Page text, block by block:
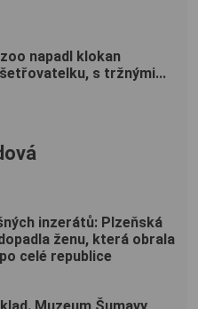
napadl klokan
s tržnými...
inzerátů: Plzeňská
ženu, která obrala
celé republice